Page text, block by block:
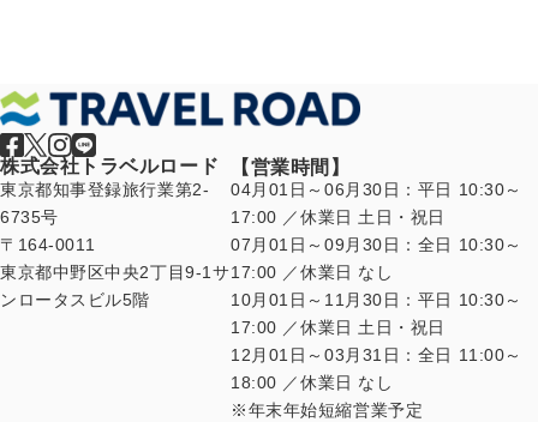
株式会社トラベルロード
東京都知事登録旅行業第2-
6735号
〒164-0011
東京都中野区中央2丁目9-1サ
ンロータスビル5階
【営業時間】
04月01日～06月30日：平日 10:30～
17:00 ／休業日 土日・祝日
07月01日～09月30日：全日 10:30～
17:00 ／休業日 なし
10月01日～11月30日：平日 10:30～
17:00 ／休業日 土日・祝日
12月01日～03月31日：全日 11:00～
18:00 ／休業日 なし
年末年始短縮営業予定